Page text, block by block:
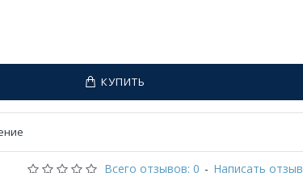
Всего отзывов: 0 - Написать отзыв
КУПИТЬ